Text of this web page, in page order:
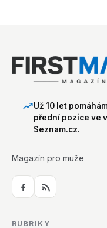
Už 10 let
přední pozice ve
Seznam.cz.
Magazín pro muže
RUBRIKY